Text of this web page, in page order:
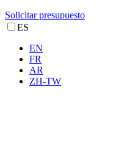
Solicitar presupuesto
ES
EN
FR
AR
ZH-TW